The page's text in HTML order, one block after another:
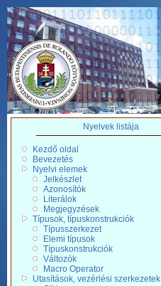
Nyelvek listája
Kezdő oldal
Bevezetés
Nyelvi elemek
Jelkészlet
Azonosítók
Literálok
Megjegyzések
Típusok, típuskonstrukciók
Típusszerkezet
Elemi típusok
Típuskonstrukciók
Változók
Macro Operator
Utasítások, vezérlési szerkezetek